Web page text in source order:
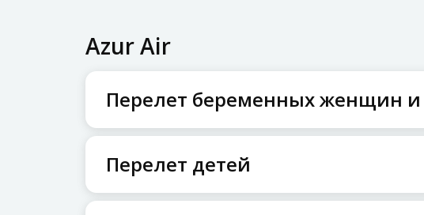
Azur Air
Перелет беременных женщин
Перелет детей